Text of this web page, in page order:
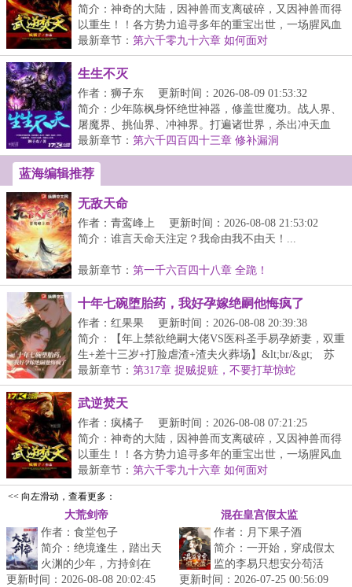
简介：神奇的大陆，因神兽而支离破碎，又因神兽而得
以重生！！各方势力追寻多年的重宝出世，一场腥风血
雨...
最新章节： 第六千零九十六章 如何面对
生生不灭
作者：狮子东
更新时间：2026-08-09 01:53:32
简介：少年陈枫身怀绝世神器，修盖世魔功。战人界、
屠魔界、挑仙界、冲神界。打遍诸世界，杀出冲天血
路，...
最新章节： 第六千四百四十三章 修补漏洞
蓝海编辑推荐
无敌天命
作者：青鸾峰上
更新时间：2026-08-08 21:53:02
简介：谁言天命天注定？我命由我不由天！...
最新章节： 第一千六百四十八章 全跪！
十年七碗堕胎药，我好孕嫁绝嗣他悔疯了
作者：红果果
更新时间：2026-08-08 20:39:38
简介：【年上禁欲绝嗣大佬VS医科圣手易孕娇妻，双重
生+差十三岁+打脸虐渣+渣夫火葬场】&lt;br/&gt; 苏
婉...
最新章节： 第317章 捉贼捉赃，不要打草惊蛇
武逆焚天
作者：疯橘子
更新时间：2026-08-08 07:21:25
简介：神奇的大陆，因神兽而支离破碎，又因神兽而得
以重生！！各方势力追寻多年的重宝出世，一场腥风血
雨...
最新章节： 第六千零九十六章 如何面对
<< 向左滑动，查看更多：
大荒剑帝
作者：食堂包子
简介：绝境逢生，踏出天
火渊的少年，方持剑在
手，便一头闯进这场天地
更新时间：2026-08-08 20:02:45
混在皇宫假太监
作者：月下果子酒
简介：一开始，穿成假太
监的李易只想安分苟活
着，但后来，看着高贵雍
更新时间：2026-07-25 00:56:09